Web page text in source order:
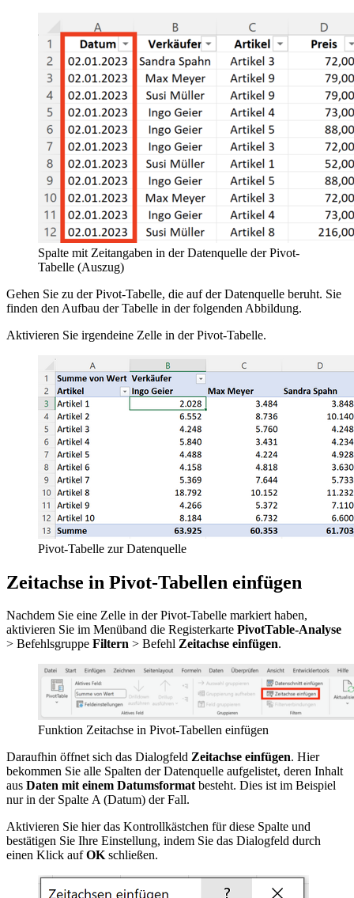
Spalte mit Zeitangaben in der Datenquelle der Pivot-
Tabelle (Auszug)
Gehen Sie zu der Pivot-Tabelle, die auf der Datenquelle beruht. Sie
finden den Aufbau der Tabelle in der folgenden Abbildung.
Aktivieren Sie irgendeine Zelle in der Pivot-Tabelle.
Pivot-Tabelle zur Datenquelle
Zeitachse in Pivot-Tabellen einfügen
Nachdem Sie eine Zelle in der Pivot-Tabelle markiert haben,
aktivieren Sie im Menüband die Registerkarte PivotTable-Analyse
> Befehlsgruppe Filtern > Befehl Zeitachse einfügen.
Funktion Zeitachse in Pivot-Tabellen einfügen
Daraufhin öffnet sich das Dialogfeld Zeitachse einfügen. Hier
bekommen Sie alle Spalten der Datenquelle aufgelistet, deren Inhalt
aus Daten mit einem Datumsformatbesteht. Dies ist im Beispiel
nur in der Spalte A (Datum) der Fall.
Aktivieren Sie hier das Kontrollkästchen für diese Spalte und
bestätigen Sie Ihre Einstellung, indem Sie das Dialogfeld durch
einen Klick aufOKschließen.